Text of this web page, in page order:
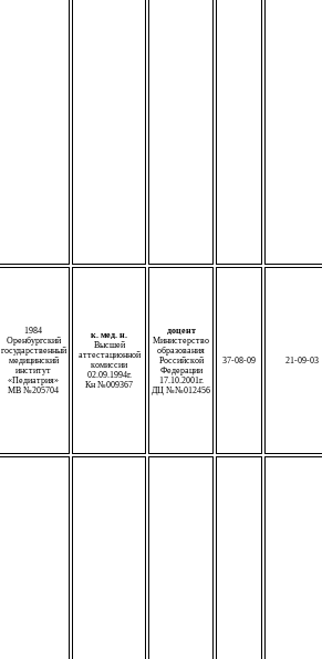
1984
Оренбургский
государственный
медицинский
институт
«Педиатрия»
МВ №205704
к. мед. н.
Высшей
аттестационной
комиссии
02.09.1994г.
Кн №009367
доцент
Министерство
образования
Российской
Федерации
17.10.2001г.
ДЦ №№012456
37-08-09 21-09-03